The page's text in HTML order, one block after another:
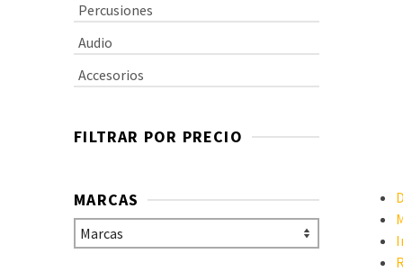
Percusiones
Audio
Accesorios
FILTRAR POR PRECIO
MARCAS